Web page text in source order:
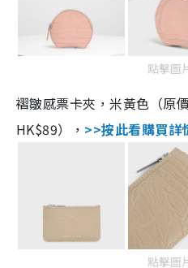
點擊圖
褶皺感票卡夾，米黃色（原
HK$89）， >>按此看購買詳
點擊圖